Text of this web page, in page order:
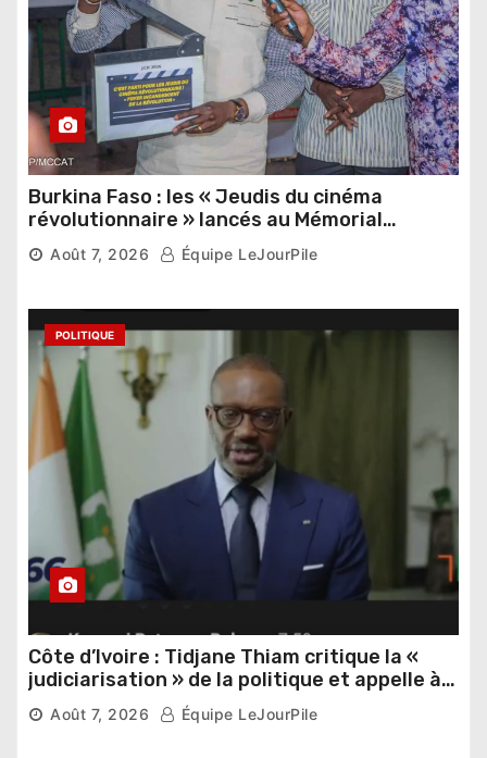
Burkina Faso : les « Jeudis du cinéma
révolutionnaire » lancés au Mémorial
Thomas Sankara
Août 7, 2026 Équipe LeJourPile
POLITIQUE
Côte d’Ivoire : Tidjane Thiam critique la «
judiciarisation » de la politique et appelle à
poursuivre l’apaisement
Août 7, 2026 Équipe LeJourPile